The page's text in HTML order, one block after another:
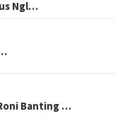
Ngl…
Banting …